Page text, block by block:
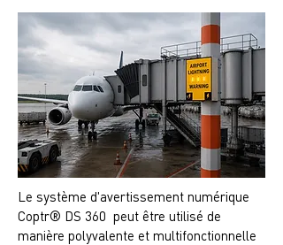
Le système d'avertissement numérique
Coptr® DS 360 peut être utilisé de
manière polyvalente et multifonctionnelle